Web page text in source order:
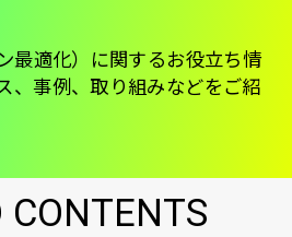
最適化）に関するお役立ち情
、事例、取り組みなどをご紹
CONTENTS